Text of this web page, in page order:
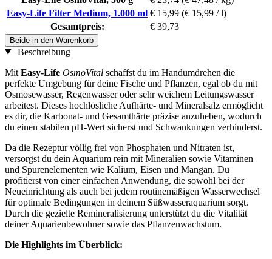
Easy-Life Filter Medium, 1.000 ml € 15,99 (€ 15,99 / l)
Gesamtpreis:
€ 39,73
Beide in den Warenkorb
Beschreibung
Mit Easy-Life OsmoVital schaffst du im Handumdrehen die
perfekte Umgebung für deine Fische und Pflanzen, egal ob du mit
Osmosewasser, Regenwasser oder sehr weichem Leitungswasser
arbeitest. Dieses hochlösliche Aufhärte- und Mineralsalz ermöglicht
es dir, die Karbonat- und Gesamthärte präzise anzuheben, wodurch
du einen stabilen pH-Wert sicherst und Schwankungen verhinderst.
Da die Rezeptur völlig frei von Phosphaten und Nitraten ist,
versorgst du dein Aquarium rein mit Mineralien sowie Vitaminen
und Spurenelementen wie Kalium, Eisen und Mangan. Du
profitierst von einer einfachen Anwendung, die sowohl bei der
Neueinrichtung als auch bei jedem routinemäßigen Wasserwechsel
für optimale Bedingungen in deinem Süßwasseraquarium sorgt.
Durch die gezielte Remineralisierung unterstützt du die Vitalität
deiner Aquarienbewohner sowie das Pflanzenwachstum.
Die Highlights im Überblick: